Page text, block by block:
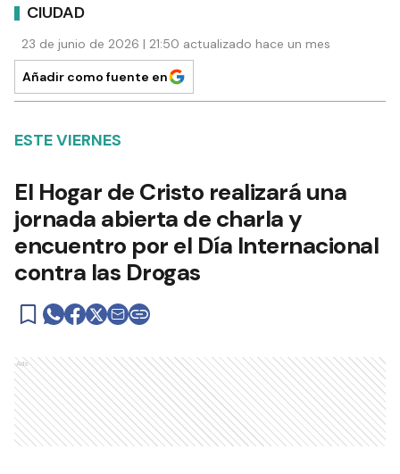
CIUDAD
23 de junio de 2026 | 21:50 actualizado hace un mes
Añadir como fuente en
ESTE VIERNES
El Hogar de Cristo realizará una
jornada abierta de charla y
encuentro por el Día Internacional
contra las Drogas
Ads